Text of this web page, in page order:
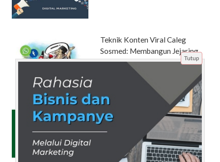
Teknik Konten Viral Caleg
Sosmed: Membangun Jejaring
dalam Era Digital
Bedah Kisi-kisi Soal UTBK
Kedokteran Unpad
Tutup